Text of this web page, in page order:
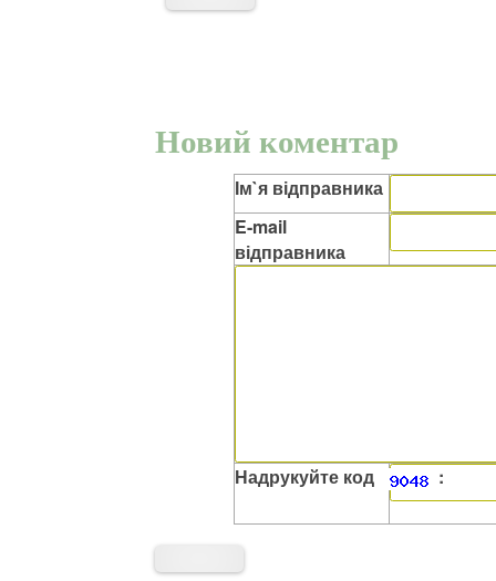
Новий коментар
Ім`я відправника
E-mail
відправника
Надрукуйте код :